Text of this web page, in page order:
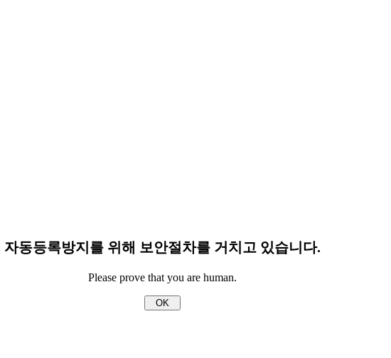
자동등록방지를 위해 보안절차를 거치고 있습니다.
Please prove that you are human.